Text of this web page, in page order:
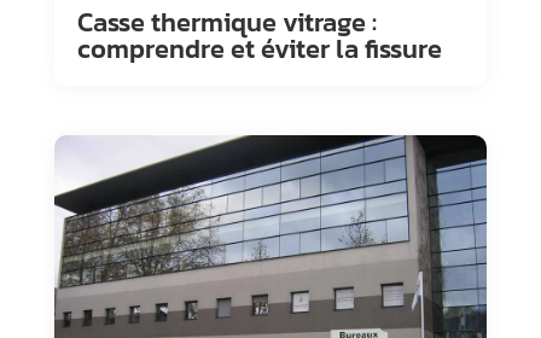
Casse thermique vitrage :
comprendre et éviter la fissure